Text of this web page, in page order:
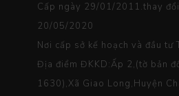
Cấp ngày 29/01/2011.thay
20/05/2020
Nơi cấp sở kế hoạch và đầu tư
Địa điểm ĐKKD:Ấp 2,(tờ bản
1630),Xã Giao Long,Huyện